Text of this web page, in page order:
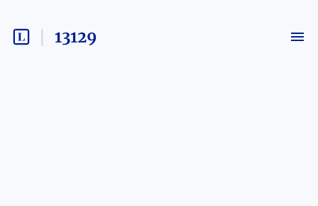
13129